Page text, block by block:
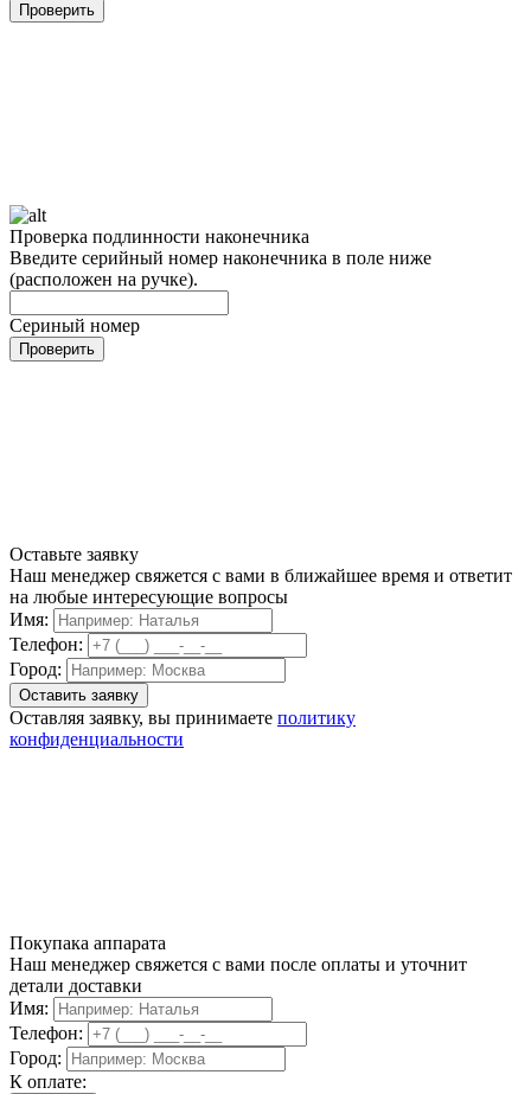
Проверить
Проверка подлинности наконечника
Введите серийный номер наконечника в поле ниже
(расположен на ручке).
Сериный номер
Проверить
Оставьте заявку
Наш менеджер свяжется с вами в ближайшее время и ответит
на любые интересующие вопросы
Имя:
Телефон:
Город:
Оставляя заявку, вы принимаете политику
конфиденциальности
Покупака аппарата
Наш менеджер свяжется с вами после оплаты и уточнит
детали доставки
Имя:
Телефон:
Город:
К оплате: